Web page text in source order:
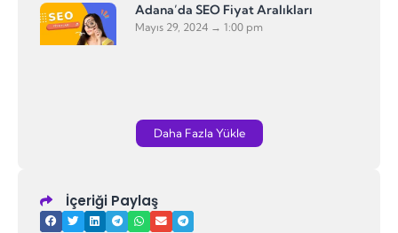
Adana’da SEO Fiyat Aralıkları
Mayıs 29, 2024 1:00 pm
Daha Fazla Yükle
İçeriği Paylaş